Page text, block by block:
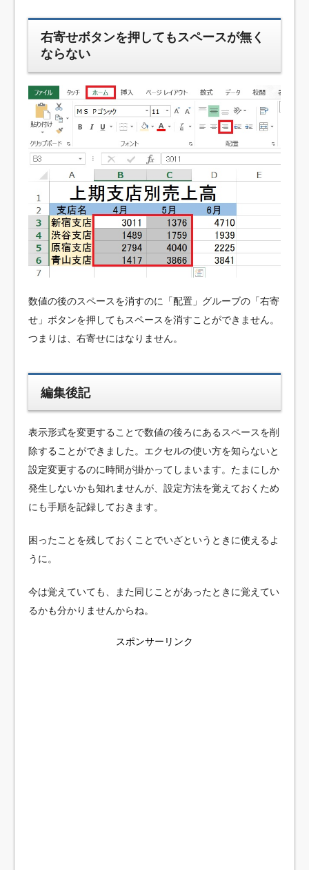
右寄せボタンを押してもスペースが無く
ならない
数値の後のスペースを消すのに「配置」グルーブの「右寄
せ」ボタンを押してもスペースを消すことができません。
つまりは、右寄せにはなりません。
編集後記
表示形式を変更することで数値の後ろにあるスペースを削
除することができました。エクセルの使い方を知らないと
設定変更するのに時間が掛かってしまいます。たまにしか
発生しないかも知れませんが、設定方法を覚えておくため
にも手順を記録しておきます。
困ったことを残しておくことでいざというときに使えるよ
うに。
今は覚えていても、また同じことがあったときに覚えてい
るかも分かりませんからね。
スポンサーリンク